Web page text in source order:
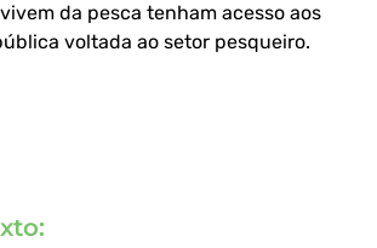
da pesca tenham acesso aos
voltada ao setor pesqueiro.